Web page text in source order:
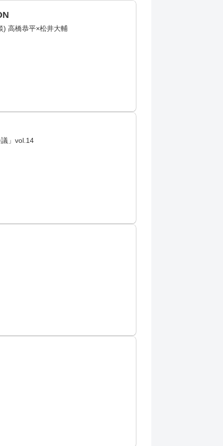
) 高橋恭平×松井大輔
」vol.14